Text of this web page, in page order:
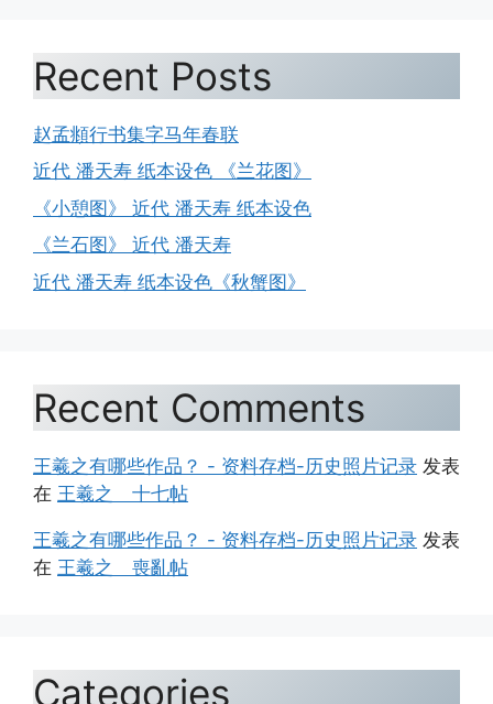
Recent Posts
赵孟頫行书集字马年春联
近代 潘天寿 纸本设色 《兰花图》
《小憩图》 近代 潘天寿 纸本设色
《兰石图》 近代 潘天寿
近代 潘天寿 纸本设色《秋蟹图》
Recent Comments
王羲之有哪些作品？ - 资料存档-历史照片记录 发表
在 王羲之 十七帖
王羲之有哪些作品？ - 资料存档-历史照片记录 发表
在 王羲之 喪亂帖
Categories